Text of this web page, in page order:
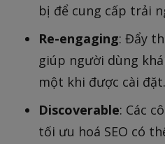
bị để cung cấp trải
Re-engaging: Đẩy
giúp người dùng
một khi được cài đặt.
Discoverable: Các
tối ưu hoá SEO có